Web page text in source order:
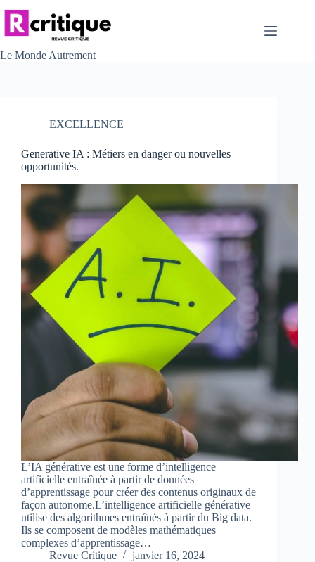
contenu
Le Monde Autrement
EXCELLENCE
Generative IA : Métiers en danger ou nouvelles
opportunités.
L’IA générative est une forme d’intelligence
artificielle entraînée à partir de données
d’apprentissage pour créer des contenus originaux de
façon autonome.L’intelligence artificielle générative
utilise des algorithmes entraînés à partir du Big data.
Ils se composent de modèles mathématiques
complexes d’apprentissage…
Revue Critique
janvier 16, 2024